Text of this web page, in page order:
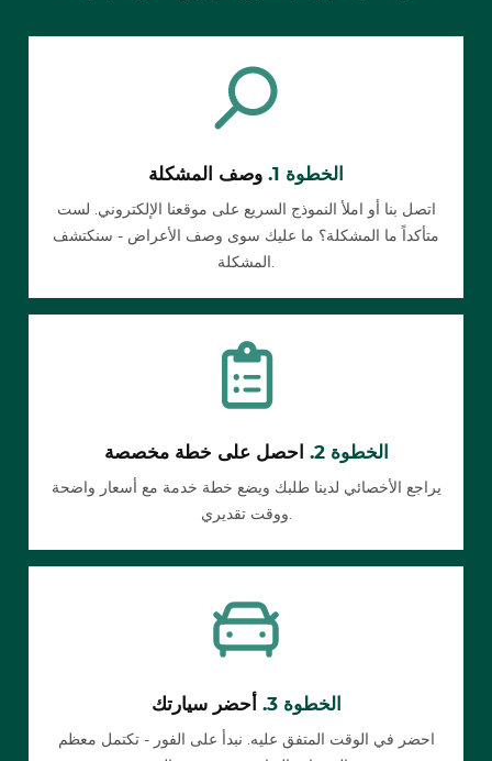
الخطوة 1. وصف المشكلة
اتصل بنا أو املأ النموذج السريع على موقعنا الإلكتروني. لست
متأكداً ما المشكلة؟ ما عليك سوى وصف الأعراض - سنكتشف
المشكلة.
الخطوة 2. احصل على خطة مخصصة
يراجع الأخصائي لدينا طلبك ويضع خطة خدمة مع أسعار واضحة
ووقت تقديري.
الخطوة 3. أحضر سيارتك
احضر في الوقت المتفق عليه. نبدأ على الفور - تكتمل معظم